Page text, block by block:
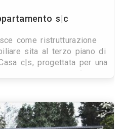
s|c
come ristrutturazione
sita al terzo piano di
c|s, progettata per una
su una superficie